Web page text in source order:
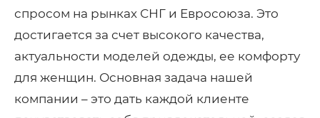
спросом на рынках СНГ и Евросоюза. Это
достигается за счет высокого качества,
актуальности моделей одежды, ее комфорту
для женщин. Основная задача нашей
компании – это дать каждой клиенте